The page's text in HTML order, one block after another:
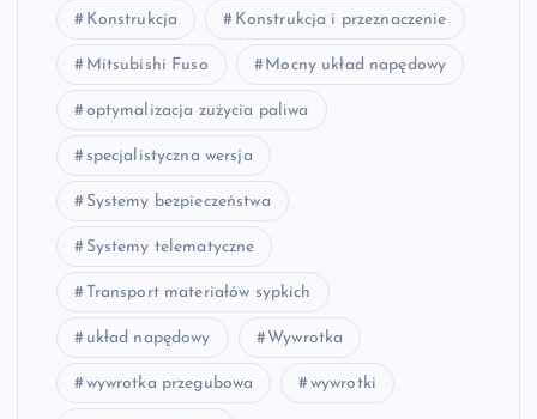
Konstrukcja Konstrukcja i przeznaczenie
Mitsubishi Fuso Mocny układ napędowy
optymalizacja zużycia paliwa
specjalistyczna wersja
Systemy bezpieczeństwa
Systemy telematyczne
Transport materiałów sypkich
układ napędowy Wywrotka
wywrotka przegubowa wywrotki